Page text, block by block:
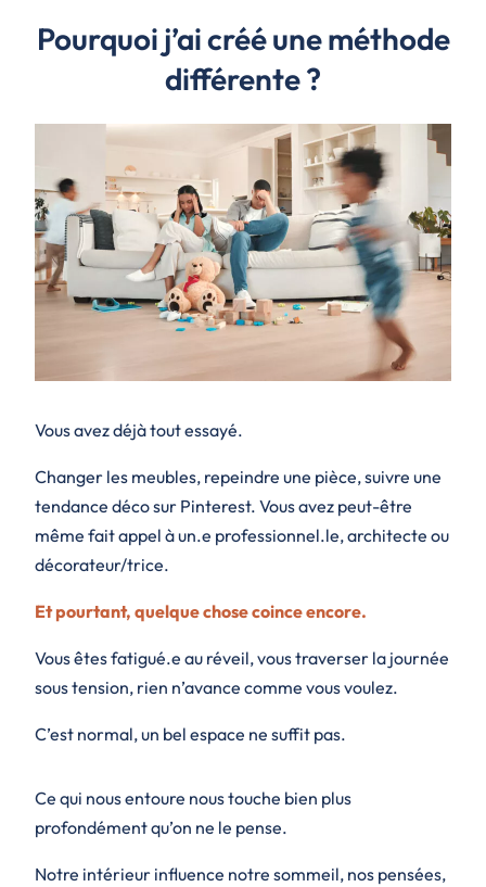
Pourquoi j’ai créé une méthode
différente ?
Vous avez déjà tout essayé.
Changer les meubles, repeindre une pièce, suivre une
tendance déco sur Pinterest. Vous avez peut-être
même fait appel à un.e professionnel.le, architecte ou
décorateur/trice.
Et pourtant, quelque chose coince encore.
Vous êtes fatigué.e au réveil, vous traverser la journée
sous tension, rien n’avance comme vous voulez.
C’est normal, un bel espace ne suffit pas.
Ce qui nous entoure nous touche bien plus
profondément qu’on ne le pense.
Notre intérieur influence notre sommeil, nos pensées,